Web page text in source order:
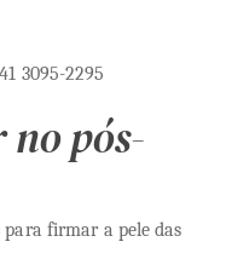
3095-2295
no pós-
para firmar a pele das